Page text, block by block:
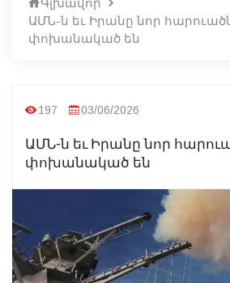
ԱՄՆ-ն եւ Իրանը նոր
փոխանակած են
197 03/06/2026
ԱՄՆ-ն եւ Իրանը նոր
փոխանակած են